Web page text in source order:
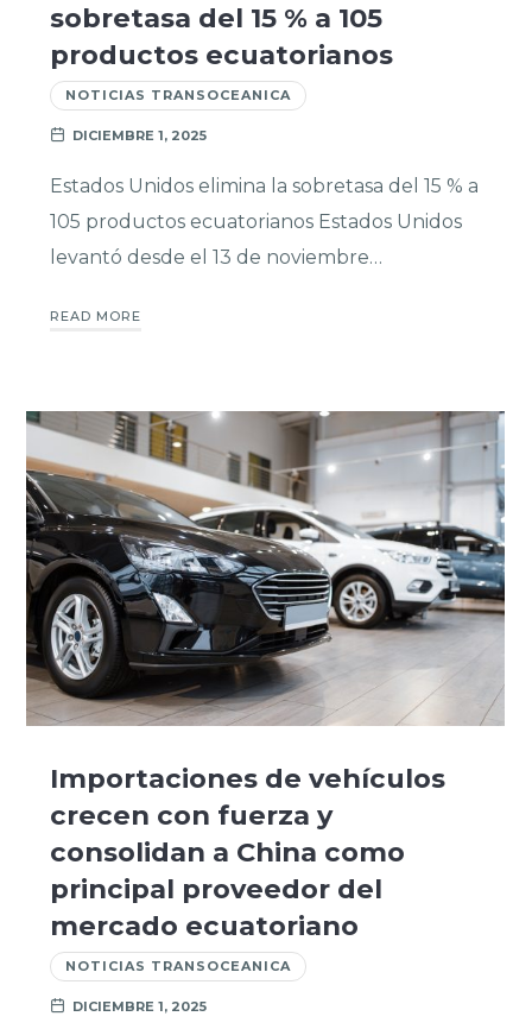
sobretasa del 15 % a 105
productos ecuatorianos
NOTICIAS TRANSOCEANICA
DICIEMBRE 1, 2025
Estados Unidos elimina la sobretasa del 15 % a
105 productos ecuatorianos Estados Unidos
levantó desde el 13 de noviembre…
READ MORE
Importaciones de vehículos
crecen con fuerza y
consolidan a China como
principal proveedor del
mercado ecuatoriano
NOTICIAS TRANSOCEANICA
DICIEMBRE 1, 2025